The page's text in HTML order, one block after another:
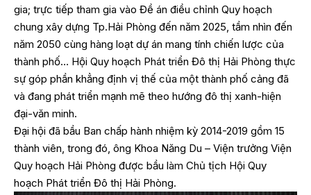
gia; trực tiếp tham gia vào Đề án điều chỉnh Quy hoạch
chung xây dựng Tp.Hải Phòng đến năm 2025, tầm nhìn đến
năm 2050 cùng hàng loạt dự án mang tính chiến lược của
thành phố… Hội Quy hoạch Phát triển Đô thị Hải Phòng thực
sự góp phần khẳng định vị thế của một thành phố cảng đã
và đang phát triển mạnh mẽ theo hướng đô thị xanh-hiện
đại-văn minh.
Đại hội đã bầu Ban chấp hành nhiệm kỳ 2014-2019 gồm 15
thành viên, trong đó, ông Khoa Năng Du – Viện trưởng Viện
Quy hoạch Hải Phòng được bầu làm Chủ tịch Hội Quy
hoạch Phát triển Đô thị Hải Phòng.